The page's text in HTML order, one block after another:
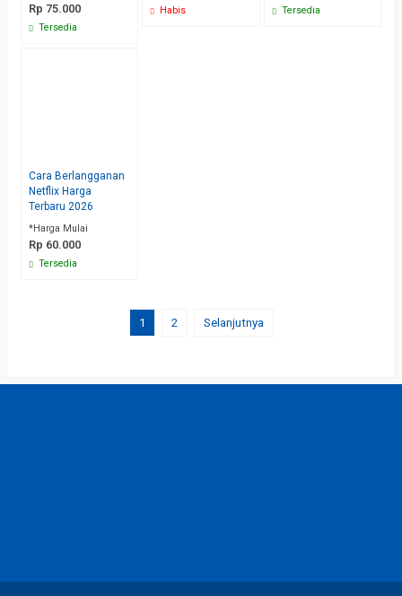
Rp 75.000
Tersedia
Habis Tersedia
Cara Berlangganan
Netflix Harga
Terbaru 2026
*Harga Mulai
Rp 60.000
Tersedia
1 2 Selanjutnya